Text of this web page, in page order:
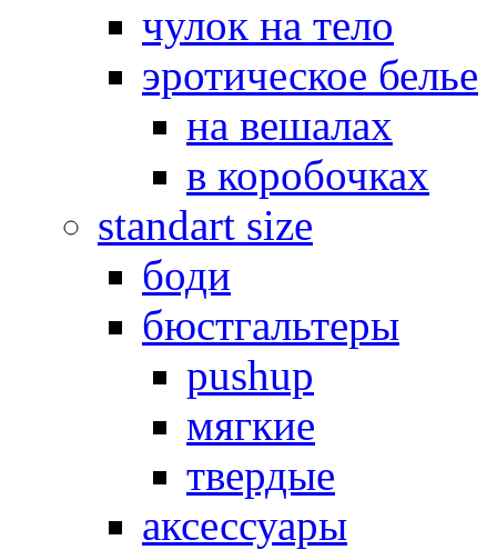
чулок на тело
эротическое белье
на вешалах
в коробочках
standart size
боди
бюстгальтеры
pushup
мягкие
твердые
аксессуары